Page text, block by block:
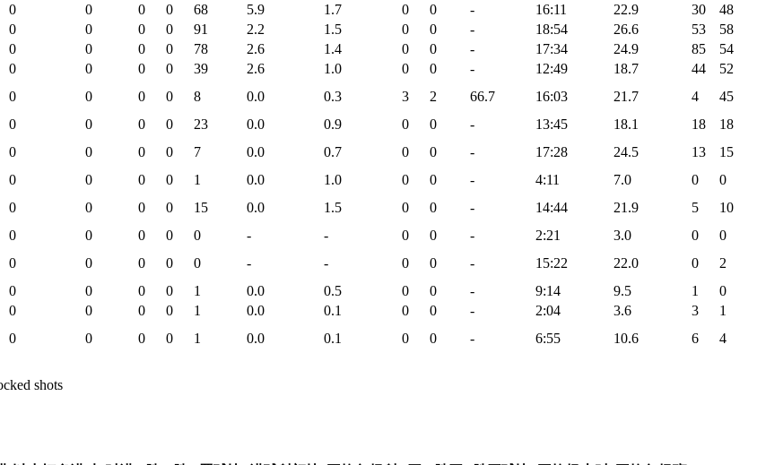
0 0 0 0 68 5.9 1.7 0 0 - 16:11 22.9 30
48
0 0 0 0 91 2.2 1.5 0 0 - 18:54 26.6 53
58
0 0 0 0 78 2.6 1.4 0 0 - 17:34 24.9 85
54
0 0 0 0 39 2.6 1.0 0 0 - 12:49 18.7 44
52
0 0 0 0 8 0.0 0.3 3 2 66.7 16:03 21.7 4
45
0 0 0 0 23 0.0 0.9 0 0 - 13:45 18.1 18
18
0 0 0 0 7 0.0 0.7 0 0 - 17:28 24.5 13
15
0 0 0 0 1 0.0 1.0 0 0 - 4:11 7.0 0
0
0 0 0 0 15 0.0 1.5 0 0 - 14:44 21.9 5
10
0 0 0 0 0 - - 0 0 - 2:21 3.0 0
0
0 0 0 0 0 - - 0 0 - 15:22 22.0 0
2
0 0 0 0 1 0.0 0.5 0 0 - 9:14 9.5 1
0
0 0 0 0 1 0.0 0.1 0 0 - 2:04 3.6 3
1
0 0 0 0 1 0.0 0.1 0 0 - 6:55 10.6 6
4
shots